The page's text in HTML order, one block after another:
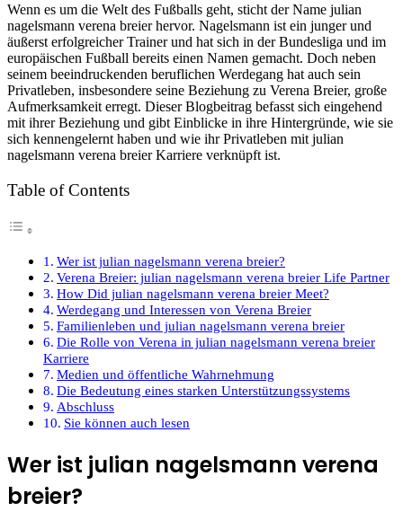
Wenn es um die Welt des Fußballs geht, sticht der Name julian
nagelsmann verena breier hervor. Nagelsmann ist ein junger und
äußerst erfolgreicher Trainer und hat sich in der Bundesliga und im
europäischen Fußball bereits einen Namen gemacht. Doch neben
seinem beeindruckenden beruflichen Werdegang hat auch sein
Privatleben, insbesondere seine Beziehung zu Verena Breier, große
Aufmerksamkeit erregt. Dieser Blogbeitrag befasst sich eingehend
mit ihrer Beziehung und gibt Einblicke in ihre Hintergründe, wie sie
sich kennengelernt haben und wie ihr Privatleben mit julian
nagelsmann verena breier Karriere verknüpft ist.
Table of Contents
Wer ist julian nagelsmann verena breier?
Verena Breier: julian nagelsmann verena breier Life Partner
How Did julian nagelsmann verena breier Meet?
Werdegang und Interessen von Verena Breier
Familienleben und julian nagelsmann verena breier
Die Rolle von Verena in julian nagelsmann verena breier
Karriere
Medien und öffentliche Wahrnehmung
Die Bedeutung eines starken Unterstützungssystems
Abschluss
Sie können auch lesen
Wer ist julian nagelsmann verena
breier?